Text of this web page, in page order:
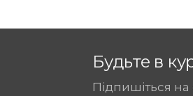
Будьте в
Підпишіться на